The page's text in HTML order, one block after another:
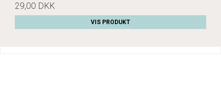
29,00 DKK
VIS PRODUKT